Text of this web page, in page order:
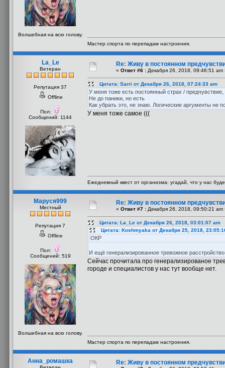
Волшебная на всю голову.
Мастер спорта по перепадам настроения.
La_Le
Ветеран
Репутация 37
Offline
Пол:
Сообщений: 1144
Re: Живу в постоянном
« Ответ #6 : Декабря 26, 2018, 09:46:51 am
Цитата: Sarri от Декабря 26, 2018, 07:24:33 am
У меня тоже есть постоянный страх /
Не до паники, но есть
Как убрать это, не знаю. Логические аргументы не
У меня тоже самое (((
Ежедневный квест от организма: угадай, что у нас
Маруся999
Местный
Репутация 7
Offline
Пол:
Сообщений: 519
Волшебная на всю голову.
Re: Живу в постоянном
« Ответ #7 : Декабря 26, 2018, 09:50:21 am
Цитата: La_Le от Декабря 26, 2018, 03:01:07 am
Цитата: Koshmyaka от Декабря 25, 2018,
ОКР
И ещё генерализированное тревожное
Сейчас прочитала про генерализированое
городе и специалистов у нас тут вообще нет.
Мастер спорта по перепадам настроения.
Анна_ромашка Re: Живу в постоянном